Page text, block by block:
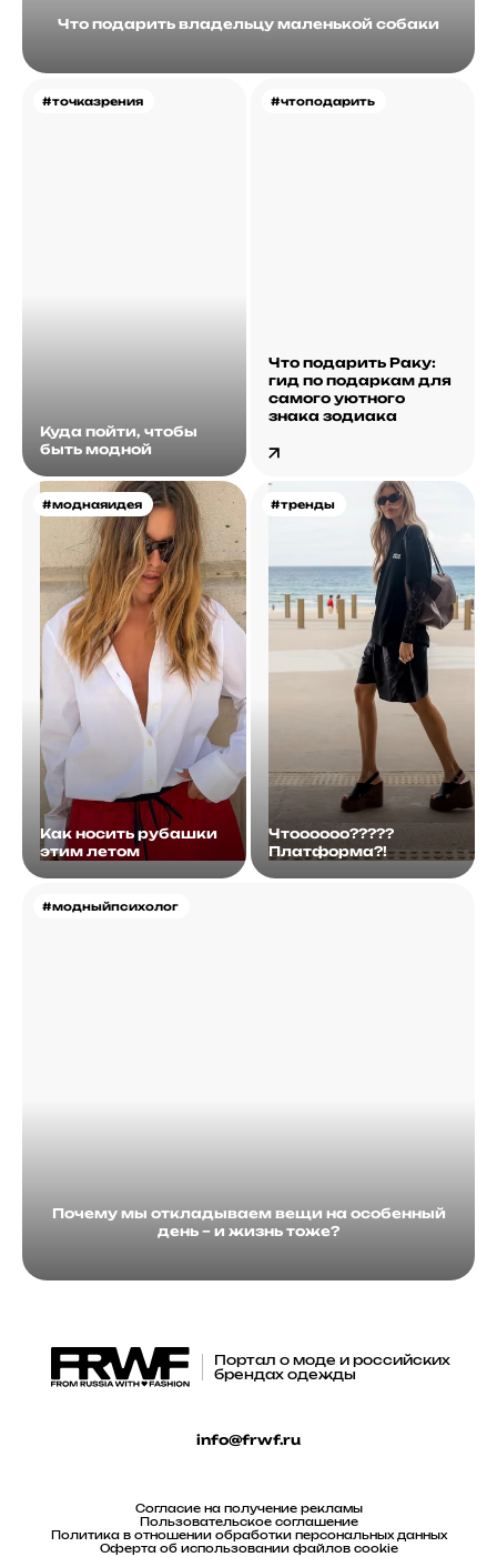
Что подарить владельцу маленькой собаки
#точказрения
Куда пойти, чтобы
быть модной
#чтоподарить
Что подарить Раку:
гид по подаркам для
самого уютного
знака зодиака
#моднаяидея
Как носить рубашки
этим летом
#тренды
Чтоооооо?????
Платформа?!
#модныйпсихолог
Почему мы откладываем вещи на особенный
день – и жизнь тоже?
Портал о моде и российских
брендах одежды
info@frwf.ru
Согласие на получение рекламы
Пользовательское соглашение
Политика в отношении обработки персональных данных
Оферта об использовании файлов cookie